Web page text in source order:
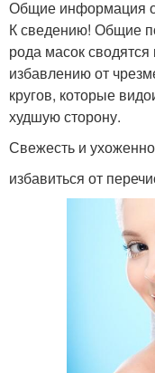
Общие информация о
К сведению! Общие
рода масок
избавлению от
кругов, которые
худшую сторону.
Свежесть и
избавиться от